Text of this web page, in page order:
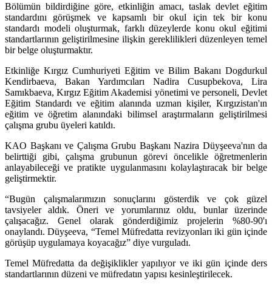
Bölümün bildirdiğine göre, etkinliğin amacı, taslak devlet eğitim
standardını görüşmek ve kapsamlı bir okul için tek bir konu
standardı modeli oluşturmak, farklı düzeylerde konu okul eğitimi
standartlarının geliştirilmesine ilişkin gereklilikleri düzenleyen temel
bir belge oluşturmaktır.
Etkinliğe Kırgız Cumhuriyeti Eğitim ve Bilim Bakanı Dogdurkul
Kendirbaeva, Bakan Yardımcıları Nadira Cusupbekova, Lira
Samıkbaeva, Kırgız Eğitim Akademisi yönetimi ve personeli, Devlet
Eğitim Standardı ve eğitim alanında uzman kişiler, Kırgızistan'ın
eğitim ve öğretim alanındaki bilimsel araştırmaların geliştirilmesi
çalışma grubu üyeleri katıldı.
KAO Başkanı ve Çalışma Grubu Başkanı Nazira Düyşeeva'nın da
belirttiği gibi, çalışma grubunun görevi öncelikle öğretmenlerin
anlayabileceği ve pratikte uygulanmasını kolaylaştıracak bir belge
geliştirmektir.
“Bugün çalışmalarımızın sonuçlarını gösterdik ve çok güzel
tavsiyeler aldık. Öneri ve yorumlarınız oldu, bunlar üzerinde
çalışacağız. Genel olarak gönderdiğimiz projelerin %80-90'ı
onaylandı. Düyşeeva, “Temel Müfredatta revizyonları iki gün içinde
görüşüp uygulamaya koyacağız” diye vurguladı.
Temel Müfredatta da değişiklikler yapılıyor ve iki gün içinde ders
standartlarının düzeni ve müfredatın yapısı kesinleştirilecek.